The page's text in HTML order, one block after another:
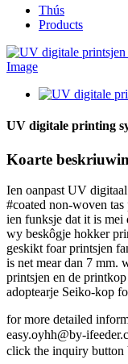
Thús
Products
UV digitale printing
Koarte
Ien oanpast UV
#coated non-woven
ien funksje dat it is mei
wy beskôgje hokker
geskikt foar printsjen
is net mear dan 7 mm.
printsjen en de
adoptearje Seiko-kop
for more detailed
easy.oyhh@by-
click the inquiry button